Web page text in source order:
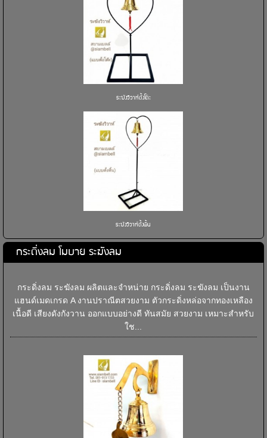
ระฆังวิวาห์ตั้งโต๊ะ
ระฆังวิวาห์ตั้งพื้น
กระดิ่งลม โมบาย ระฆังลม
กระดิ่งลม ระฆังลม ผลิตและจำหน่าย กระดิ่งลม ระฆังลม เป็นงาน
แฮนด์เมดเกรด A งานปราณีตสวยงาม ตัวกระดิ่งหล่อจากทองเหลือง
เนื้อดี เสียงดังกังวาน ออกแบบอย่างดี ทันสมัย สวยงาม เหมาะสำหรับ
ใช...